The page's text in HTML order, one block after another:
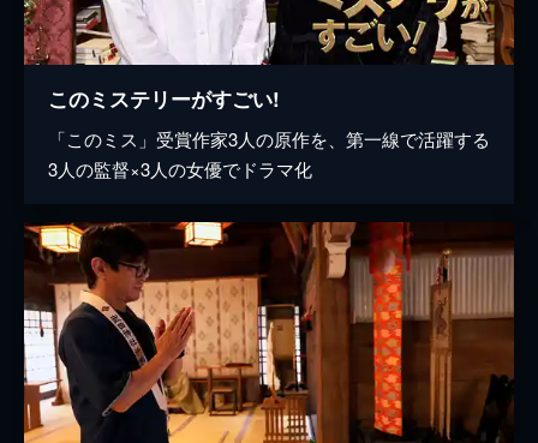
このミステリーがすごい!
「このミス」受賞作家3人の原作を、第一線で活躍する
3人の監督×3人の女優でドラマ化